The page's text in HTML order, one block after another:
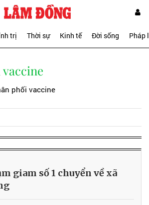
trị Thời sự Kinh tế Đời sống Pháp
phối vaccine
giam số 1 chuyển về xã